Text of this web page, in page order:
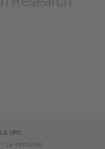
LA UPC
La institución